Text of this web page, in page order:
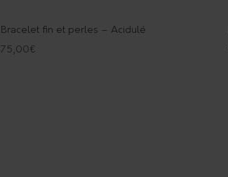
Bracelet fin et perles – Acidulé
75,00€